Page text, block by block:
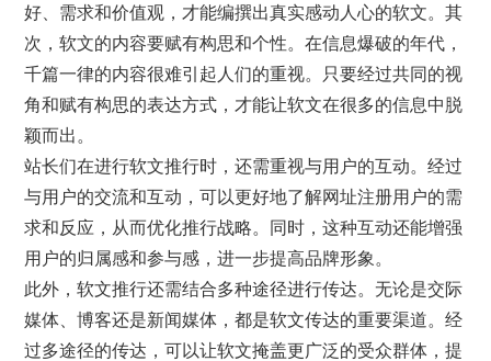
好、需求和价值观，才能编撰出真实感动人心的软文。其
次，软文的内容要赋有构思和个性。在信息爆破的年代，
千篇一律的内容很难引起人们的重视。只要经过共同的视
角和赋有构思的表达方式，才能让软文在很多的信息中脱
颖而出。
站长们在进行软文推行时，还需重视与用户的互动。经过
与用户的交流和互动，可以更好地了解网址注册用户的需
求和反应，从而优化推行战略。同时，这种互动还能增强
用户的归属感和参与感，进一步提高品牌形象。
此外，软文推行还需结合多种途径进行传达。无论是交际
媒体、博客还是新闻媒体，都是软文传达的重要渠道。经
过多途径的传达，可以让软文掩盖更广泛的受众群体，提